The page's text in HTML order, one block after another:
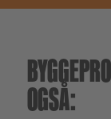
OGSÅ: